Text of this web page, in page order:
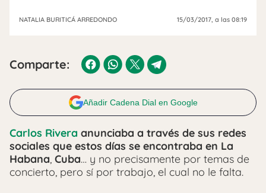
NATALIA BURITICÁ ARREDONDO 15/03/2017 , a las 08:19
Comparte:
Añadir Cadena Dial en Google
Carlos Rivera anunciaba a través de sus redes
sociales que estos días se encontraba en La
Habana, Cuba… y no precisamente por temas de
concierto, pero sí por trabajo, el cual no le falta.